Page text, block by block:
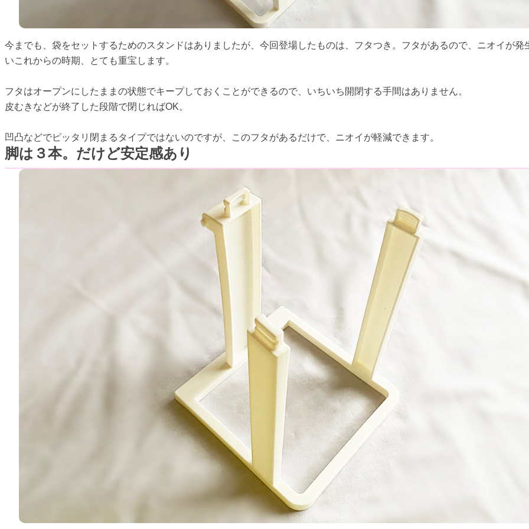
今までも、袋をセットするためのスタンドはありましたが、今回登場したものは、フタつき。フタがあるので、ニオイが発
いこれからの時期、とても重宝します。
フタはオープンにしたままの状態でキープしておくことができるので、いちいち開閉する手間はありません。
皮むきなどが終了した段階で閉じればOK。
凹凸などでピッタリ閉まるタイプではないのですが、このフタがあるだけで、ニオイが軽減できます。
脚は３本。だけど安定感あり